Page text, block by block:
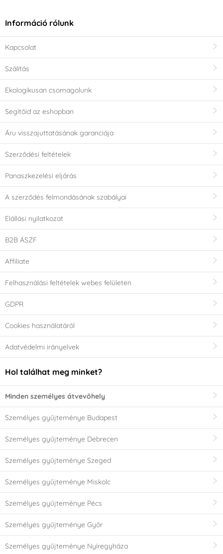
Információ rólunk
Kapcsolat
Szálítás
Ekologikusan csomagolunk
Segítőid az eshopban
Áru visszajuttatásának garanciája
Szerződési feltételek
Panaszkezelési eljárás
A szerződés felmondásának szabályai
Elállási nyilatkozat
B2B ÁSZF
Affiliate
Felhasználási feltételek webes felületen
GDPR
Cookies használatáról
Adatvédelmi irányelvek
Hol találhat meg minket?
Minden személyes átvevőhely
Személyes gyűjteménye Budapest
Személyes gyűjteménye Debrecen
Személyes gyűjteménye Szeged
Személyes gyűjteménye Miskolc
Személyes gyűjteménye Pécs
Személyes gyűjteménye Győr
Személyes gyűjteménye Nyíregyháza